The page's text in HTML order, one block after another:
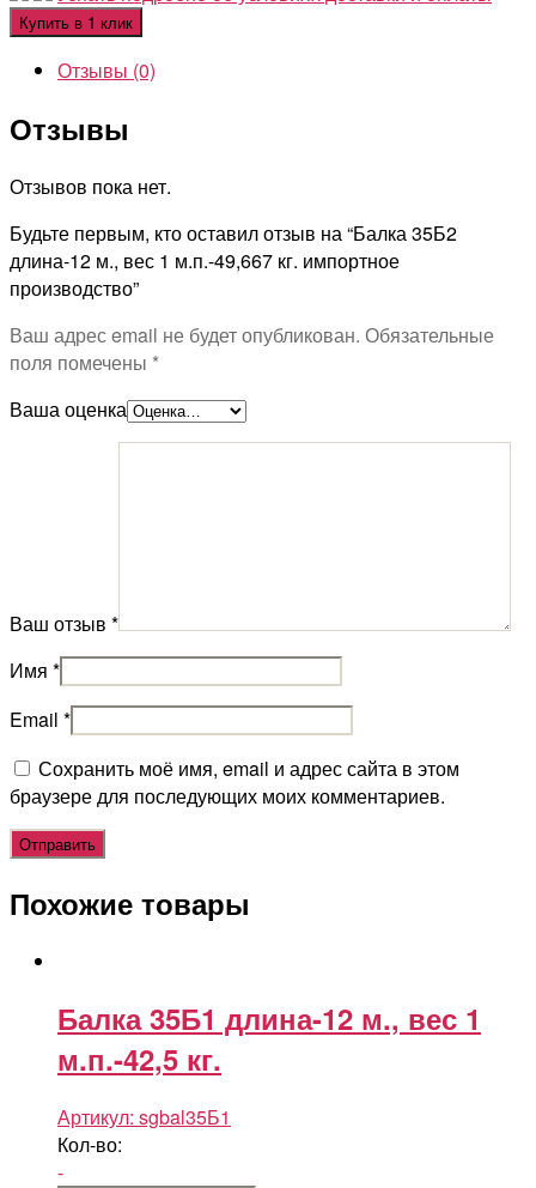
Купить в 1 клик
Отзывы (0)
Отзывы
Отзывов пока нет.
Будьте первым, кто оставил отзыв на “Балка 35Б2
длина-12 м., вес 1 м.п.-49,667 кг. импортное
производство”
Ваш адрес email не будет опубликован. Обязательные
поля помечены *
Ваша оценка
Ваш отзыв *
Имя *
Email *
Сохранить моё имя, email и адрес сайта в этом
браузере для последующих моих комментариев.
Похожие товары
Балка 35Б1 длина-12 м., вес 1
м.п.-42,5 кг.
Артикул: sgbal35Б1
Кол-во:
-